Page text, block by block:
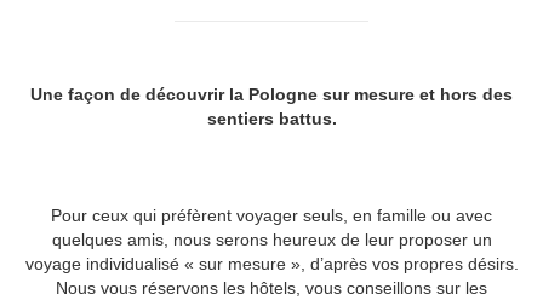
Une façon de découvrir la Pologne sur mesure et hors des
sentiers battus.
Pour ceux qui préfèrent voyager seuls, en famille ou avec
quelques amis, nous serons heureux de leur proposer un
voyage individualisé « sur mesure », d’après vos propres désirs.
Nous vous réservons les hôtels, vous conseillons sur les